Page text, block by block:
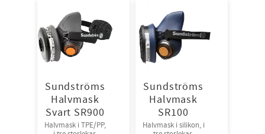
Sundströms
Halvmask
Svart SR900
Halvmask i TPE/PP,
Sundströms
Halvmask
SR100
Halvmask i silikon, i